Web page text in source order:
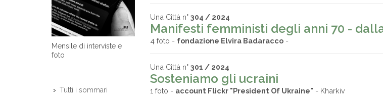
Mensile di interviste e
foto
Tutti i sommari
Una Città n° 304 / 2024
Manifesti femministi degli anni 70 -
4 foto - fondazione Elvira Badaracco -
Una Città n° 301 / 2024
Sosteniamo gli ucraini
1 foto - account Flickr "President Of Ukraine" - Kharkiv